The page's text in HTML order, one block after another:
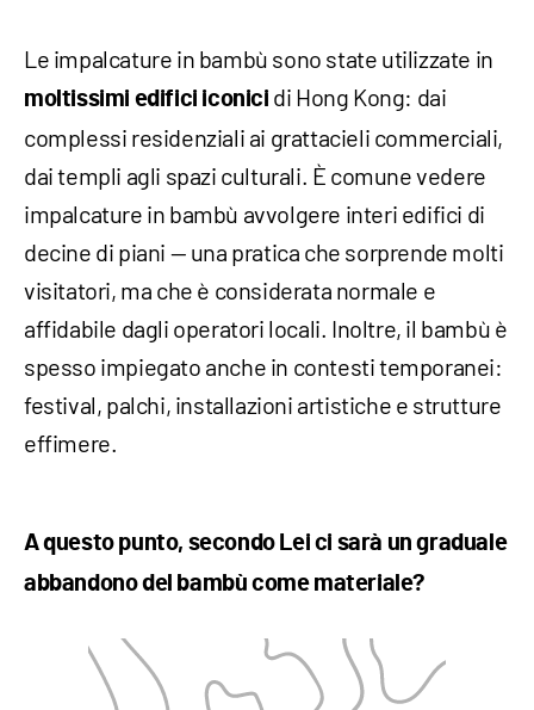
Le impalcature in bambù sono state utilizzate in
moltissimi edifici iconici di Hong Kong: dai
complessi residenziali ai grattacieli commerciali,
dai templi agli spazi culturali. È comune vedere
impalcature in bambù avvolgere interi edifici di
decine di piani — una pratica che sorprende molti
visitatori, ma che è considerata normale e
affidabile dagli operatori locali. Inoltre, il bambù è
spesso impiegato anche in contesti temporanei:
festival, palchi, installazioni artistiche e strutture
effimere.
A questo punto, secondo Lei ci sarà un graduale
abbandono del bambù come materiale?